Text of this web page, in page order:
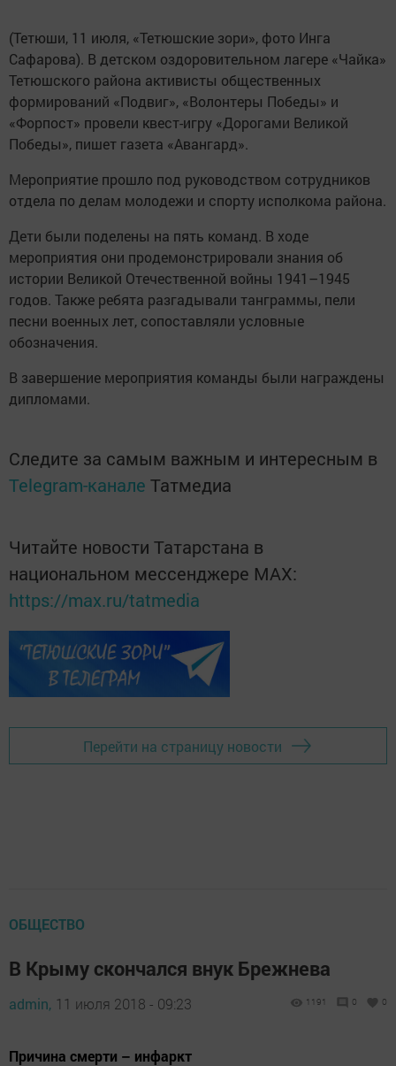
(Тетюши, 11 июля, «Тетюшские зори», фото Инга
Сафарова). В детском оздоровительном лагере «Чайка»
Тетюшского района активисты общественных
формирований «Подвиг», «Волонтеры Победы» и
«Форпост» провели квест-игру «Дорогами Великой
Победы», пишет газета «Авангард».
Мероприятие прошло под руководством сотрудников
отдела по делам молодежи и спорту исполкома района.
Дети были поделены на пять команд. В ходе
мероприятия они продемонстрировали знания об
истории Великой Отечественной войны 1941–1945
годов. Также ребята разгадывали танграммы, пели
песни военных лет, сопоставляли условные
обозначения.
В завершение мероприятия команды были награждены
дипломами.
Следите за самым важным и интересным в
Telegram-канале Татмедиа
Читайте новости Татарстана в
национальном мессенджере MАХ:
https://max.ru/tatmedia
Перейти на страницу новости
ОБЩЕСТВО
В Крыму скончался внук Брежнева
admin, 11 июля 2018 - 09:23 1191 0 0
Причина смерти – инфаркт